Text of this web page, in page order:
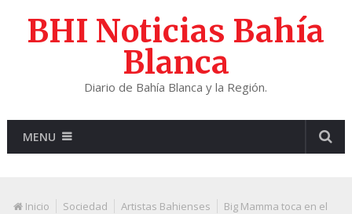
BHI Noticias Bahía
Blanca
Diario de Bahía Blanca y la Región.
MENU
Inicio Sociedad Artistas Bahienses
Big Mamma toca en el